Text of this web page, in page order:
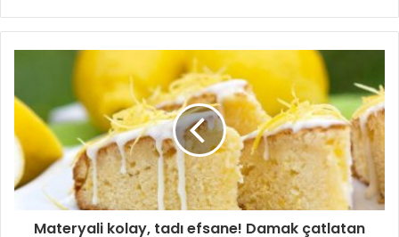
Materyali kolay, tadı efsane! Damak çatlatan